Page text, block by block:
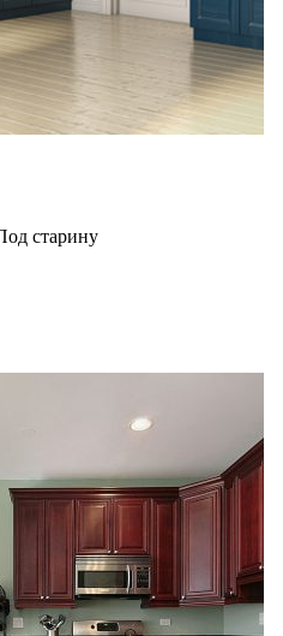
старину